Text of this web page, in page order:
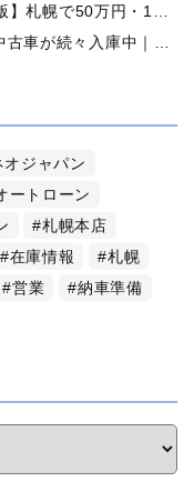
第2弾 Part6 【完全版】【2026年最新版】札幌で50万円・100万円・150万円ならどんな中古車が買える？予算別中古車選び完全ガイド
【最新在庫入荷】札幌・函館で人気の中古車が続々入庫中｜早い者勝ち！【トヨタ ヴォクシー2.0ZS煌Ⅱ 4WD】
ジャパン
ートローン
札幌本店
在庫情報
札幌
営業
納車準備